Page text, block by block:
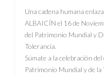
Una cadena humana
ALBAICÍN el 16 de
del Patrimonio Mundial y
Tolerancia.
Súmate a la celebración
Patrimonio Mundial y de